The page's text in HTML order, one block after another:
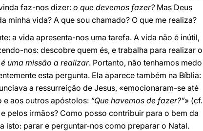
faz-nos dizer: o que devemos fazer?Mas Deus
minha vida? A que sou chamado? O que me realiza?
a vida apresenta-nos uma tarefa. A vida não é inútil,
nos: descobre quem és, e trabalha para realizar o
é uma missão a realizar. Portanto, não tenhamos medo
esta pergunta. Ela aparece também na Bíblia:
a ressurreição de Jesus, «emocionaram-se até
e aos outros apóstolos: “Que havemos de fazer?”» (cf.
pelos irmãos? Como posso contribuir para o bem da
isto: parar e perguntar-nos como preparar o Natal.